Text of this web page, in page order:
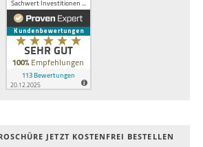
JETZT KOSTEN­FREI BESTELLEN